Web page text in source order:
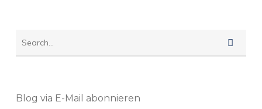
Blog via E-Mail abonnieren